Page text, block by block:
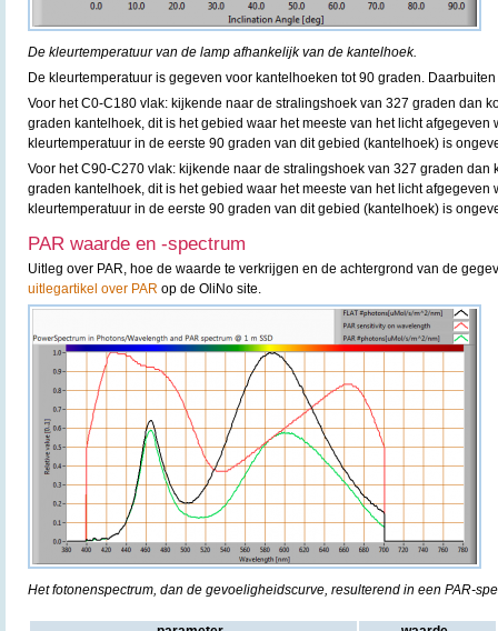
De kleurtemperatuur van de lamp afhankelijk van de kantelhoek.
De kleurtemperatuur is gegeven voor kantelhoeken tot 90 graden.
Voor het C0-C180 vlak: kijkende naar de stralingshoek van 327 graden dan
graden kantelhoek, dit is het gebied waar het meeste van het licht afgegeven
kleurtemperatuur in de eerste 90 graden van dit gebied (kantelhoek) is
Voor het C90-C270 vlak: kijkende naar de stralingshoek van 327 graden dan
graden kantelhoek, dit is het gebied waar het meeste van het licht afgegeven
kleurtemperatuur in de eerste 90 graden van dit gebied (kantelhoek) is
PAR waarde en -spectrum
Uitleg over PAR, hoe de waarde te verkrijgen en de achtergrond van de
uitlegartikel over PAR op de OliNo site.
Het fotonenspectrum, dan de gevoeligheidscurve, resulterend in een PAR-